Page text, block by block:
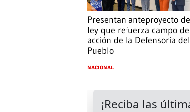
Presentan anteproyecto de
ley que refuerza campo de
acción de la Defensoría del
Pueblo
NACIONAL